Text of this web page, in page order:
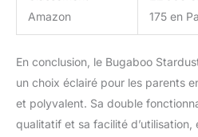
Amazon
175 en
En conclusion, le Bugaboo
un choix éclairé pour les parents
et polyvalent. Sa double
qualitatif et sa facilité d’utilisation,